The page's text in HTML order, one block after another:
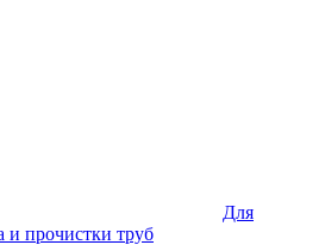
Для
и прочистки труб